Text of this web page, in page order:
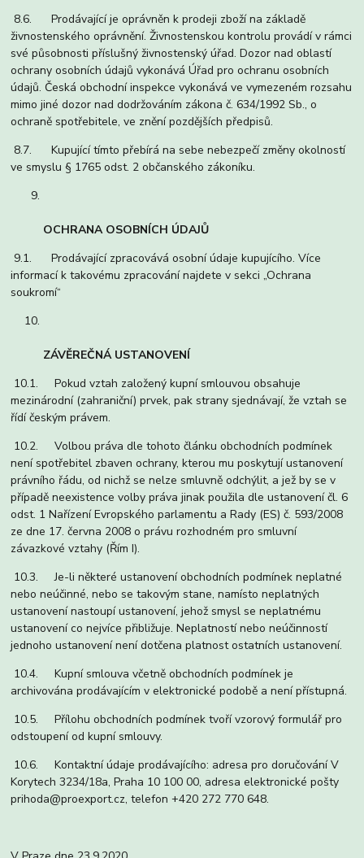
8.6. Prodávající je oprávněn k prodeji zboží na základě
živnostenského oprávnění. Živnostenskou kontrolu provádí v rámci
své působnosti příslušný živnostenský úřad. Dozor nad oblastí
ochrany osobních údajů vykonává Úřad pro ochranu osobních
údajů. Česká obchodní inspekce vykonává ve vymezeném rozsahu
mimo jiné dozor nad dodržováním zákona č. 634/1992 Sb., o
ochraně spotřebitele, ve znění pozdějších předpisů.
8.7. Kupující tímto přebírá na sebe nebezpečí změny okolností
ve smyslu § 1765 odst. 2 občanského zákoníku.
OCHRANA OSOBNÍCH ÚDAJŮ
9.1. Prodávající zpracovává osobní údaje kupujícího. Více
informací k takovému zpracování najdete v sekci „Ochrana
soukromí“
ZÁVĚREČNÁ USTANOVENÍ
10.1. Pokud vztah založený kupní smlouvou obsahuje
mezinárodní (zahraniční) prvek, pak strany sjednávají, že vztah se
řídí českým právem.
10.2. Volbou práva dle tohoto článku obchodních podmínek
není spotřebitel zbaven ochrany, kterou mu poskytují ustanovení
právního řádu, od nichž se nelze smluvně odchýlit, a jež by se v
případě neexistence volby práva jinak použila dle ustanovení čl. 6
odst. 1 Nařízení Evropského parlamentu a Rady (ES) č. 593/2008
ze dne 17. června 2008 o právu rozhodném pro smluvní
závazkové vztahy (Řím I).
10.3. Je-li některé ustanovení obchodních podmínek neplatné
nebo neúčinné, nebo se takovým stane, namísto neplatných
ustanovení nastoupí ustanovení, jehož smysl se neplatnému
ustanovení co nejvíce přibližuje. Neplatností nebo neúčinností
jednoho ustanovení není dotčena platnost ostatních ustanovení.
10.4. Kupní smlouva včetně obchodních podmínek je
archivována prodávajícím v elektronické podobě a není přístupná.
10.5. Přílohu obchodních podmínek tvoří vzorový formulář pro
odstoupení od kupní smlouvy.
10.6. Kontaktní údaje prodávajícího: adresa pro doručování V
Korytech 3234/18a, Praha 10 100 00, adresa elektronické pošty
prihoda@proexport.cz, telefon +420 272 770 648.